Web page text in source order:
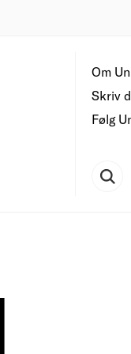
Om
Skriv
Følg